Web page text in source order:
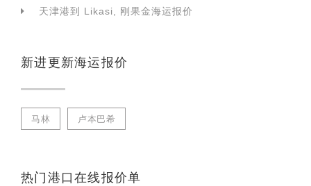
天津港到 Likasi, 刚果金海运报价
新进更新海运报价
马林 卢本巴希
热门港口在线报价单